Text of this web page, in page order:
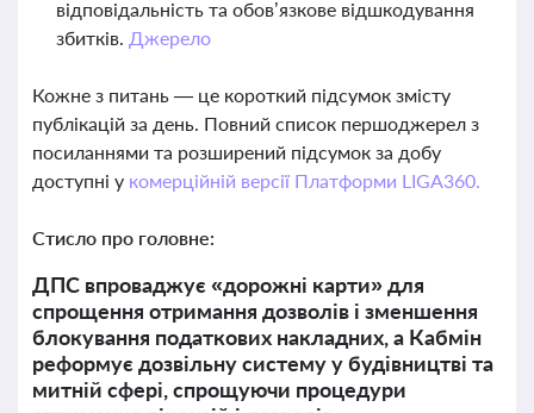
відповідальність та обов’язкове відшкодування
збитків. Джерело
Кожне з питань — це короткий підсумок змісту
публікацій за день. Повний список першоджерел з
посиланнями та розширений підсумок за добу
доступні у комерційній версії Платформи LIGA360.
Стисло про головне:
ДПС впроваджує «дорожні карти» для
спрощення отримання дозволів і зменшення
блокування податкових накладних, а Кабмін
реформує дозвільну систему у будівництві та
митній сфері, спрощуючи процедури